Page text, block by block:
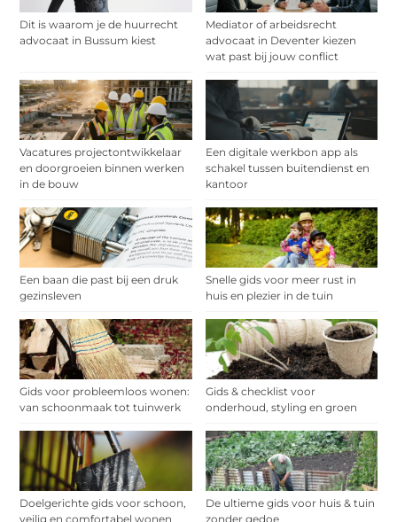
Dit is waarom je de huurrecht
advocaat in Bussum kiest
Mediator of arbeidsrecht
advocaat in Deventer kiezen
wat past bij jouw conflict
Vacatures projectontwikkelaar
en doorgroeien binnen werken
in de bouw
Een digitale werkbon app als
schakel tussen buitendienst en
kantoor
Een baan die past bij een druk
gezinsleven
Snelle gids voor meer rust in
huis en plezier in de tuin
Gids voor probleemloos wonen:
van schoonmaak tot tuinwerk
Gids & checklist voor
onderhoud, styling en groen
Doelgerichte gids voor schoon,
veilig en comfortabel wonen
De ultieme gids voor huis & tuin
zonder gedoe